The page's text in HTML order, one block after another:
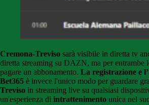
Cremona-Treviso sarà visibile in diretta tv
diretta streaming su DAZN, ma per entrambe
pagare un abbonamento. La registrazione e
Bet365 è invece l'unico modo per guardare
Treviso in streaming live su qualsiasi
un'esperienza di intrattenimento unica nel